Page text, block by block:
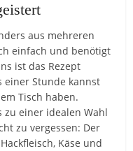
aus mehreren
einfach und benötigt
ist das Rezept
einer Stunde kannst
Tisch haben.
zu einer idealen Wahl
zu vergessen: Der
Käse und